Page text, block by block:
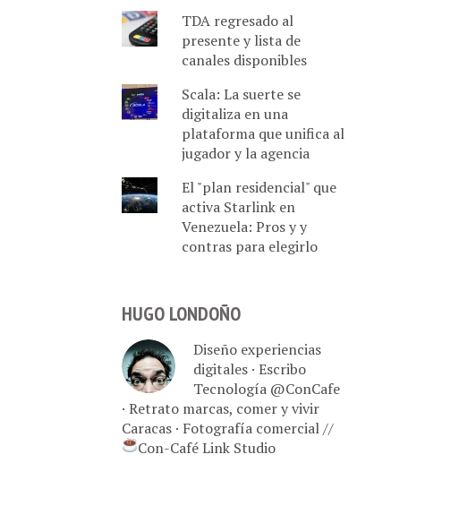
TDA regresado al
presente y lista de
canales disponibles
Scala: La suerte se
digitaliza en una
plataforma que unifica al
jugador y la agencia
El "plan residencial" que
activa Starlink en
Venezuela: Pros y y
contras para elegirlo
HUGO LONDOÑO
Diseño experiencias
digitales · Escribo
Tecnología @ConCafe
· Retrato marcas, comer y vivir
Caracas · Fotografía comercial //
Con-Café Link Studio